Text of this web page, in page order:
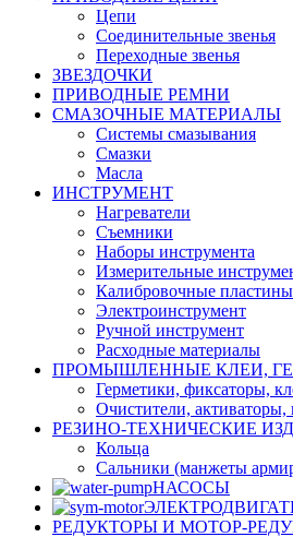
Цепи
Соединительные звенья
Переходные звенья
ЗВЕЗДОЧКИ
ПРИВОДНЫЕ РЕМНИ
СМАЗОЧНЫЕ МАТЕРИАЛЫ
Системы смазывания
Смазки
Масла
ИНСТРУМЕНТ
Нагреватели
Съемники
Наборы инструмента
Измерительные
Калибровочные пластины
Электроинструмент
Ручной инструмент
Расходные материалы
ПРОМЫШЛЕННЫЕ КЛЕИ,
Герметики, фиксаторы,
Очистители,
РЕЗИНО-ТЕХНИЧЕСКИЕ
Кольца
Сальники (манжеты
НАСОСЫ
РЕДУКТОРЫ И МОТОР-